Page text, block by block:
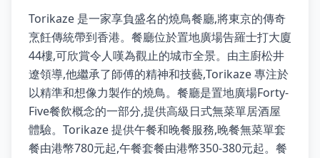
Torikaze 是一家享負盛名的燒鳥餐廳,將東京的傳奇
烹飪傳統帶到香港。餐廳位於置地廣場告羅士打大廈
44樓,可欣賞令人嘆為觀止的城市全景。由主廚松井
遼領導,他繼承了師傅的精神和技藝,Torikaze 專注於
以精準和想像力製作的燒鳥。餐廳是置地廣場Forty-
Five餐飲概念的一部分,提供高級日式無菜單居酒屋
體驗。Torikaze 提供午餐和晚餐服務,晚餐無菜單套
餐由港幣780元起,午餐套餐由港幣350-380元起。餐